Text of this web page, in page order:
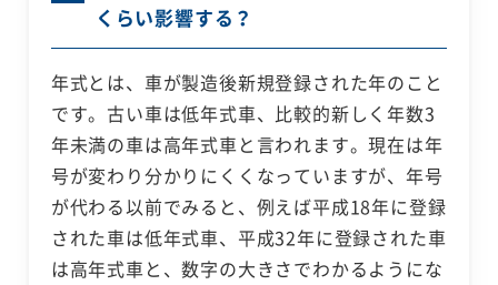
くらい影響する？
年式とは、車が製造後新規登録された年のこと
です。古い車は低年式車、比較的新しく年数3
年未満の車は高年式車と言われます。現在は年
号が変わり分かりにくくなっていますが、年号
が代わる以前でみると、例えば平成18年に登録
された車は低年式車、平成32年に登録された車
は高年式車と、数字の大きさでわかるようにな